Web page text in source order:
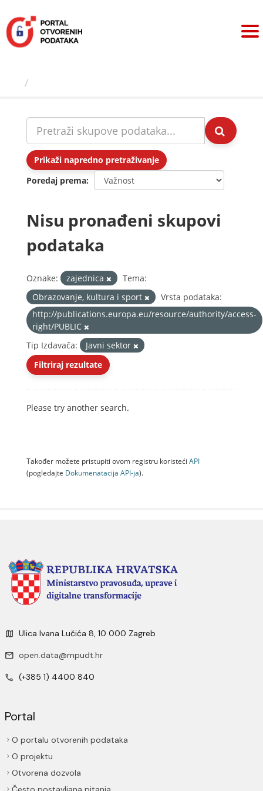
sadržaj
Prikaži napredno pretraživanje
Poredaj prema
Nisu pronađeni skupovi
podataka
Oznake: zajednica
Tema:
Obrazovanje, kultura i sport
Vrsta podataka:
http://publications.europa.eu/resource/authority/access-
right/PUBLIC
Tip Izdavača:
Javni sektor
Filtriraj rezultate
Please try another search.
Također možete pristupiti ovom registru koristeći API
(pogledajte Dokumenаtаcijа API-jа).